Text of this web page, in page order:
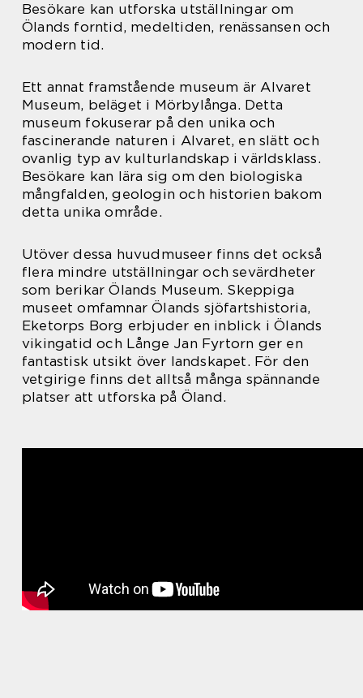
Besökare kan utforska utställningar om
Ölands forntid, medeltiden, renässansen och
modern tid.
Ett annat framstående museum är Alvaret
Museum, beläget i Mörbylånga. Detta
museum fokuserar på den unika och
fascinerande naturen i Alvaret, en slätt och
ovanlig typ av kulturlandskap i världsklass.
Besökare kan lära sig om den biologiska
mångfalden, geologin och historien bakom
detta unika område.
Utöver dessa huvudmuseer finns det också
flera mindre utställningar och sevärdheter
som berikar Ölands Museum. Skeppiga
museet omfamnar Ölands sjöfartshistoria,
Eketorps Borg erbjuder en inblick i Ölands
vikingatid och Långe Jan Fyrtorn ger en
fantastisk utsikt över landskapet. För den
vetgirige finns det alltså många spännande
platser att utforska på Öland.